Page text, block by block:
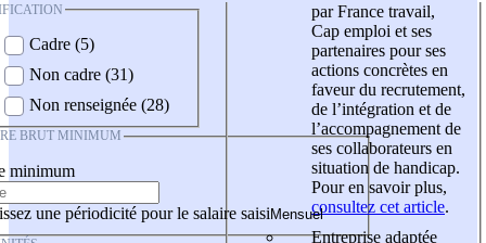
Cadre (5)
Non cadre (31)
Non renseignée (28)
BRUT MINIMUM
minimum
une périodicité pour le salaire saisi
par France travail,
Cap emploi et ses
partenaires pour ses
actions concrètes en
faveur du recrutement,
de l’intégration et de
l’accompagnement de
ses collaborateurs en
situation de handicap.
Pour en savoir plus,
consultez cet article.
Entreprise adaptée